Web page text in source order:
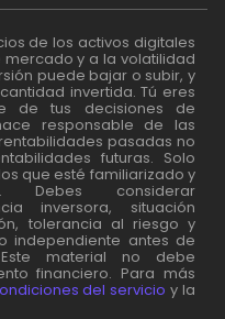
de los activos digitales
y a la volatilidad
puede bajar o subir, y
invertida. Tú eres
de tus decisiones de
responsable de las
pasadas no
futuras. Solo
que esté familiarizado y
Debes considerar
inversora, situación
tolerancia al riesgo y
independiente antes de
material no debe
financiero. Para más
del servicio y la